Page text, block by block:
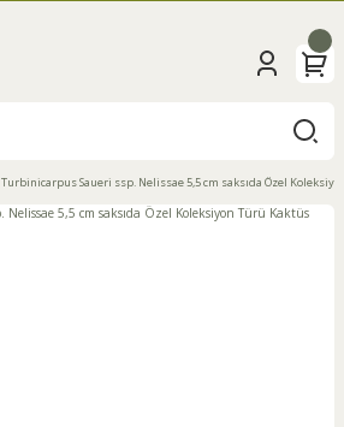
Turbinicarpus Saueri ssp. Nelissae 5,5 cm saksıda Özel